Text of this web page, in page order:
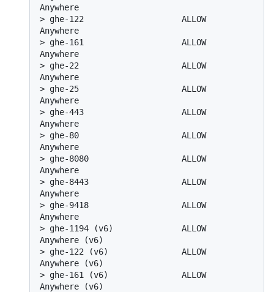
Anywhere
> ghe-122                    ALLOW
Anywhere
> ghe-161                    ALLOW
Anywhere
> ghe-22                     ALLOW
Anywhere
> ghe-25                     ALLOW
Anywhere
> ghe-443                    ALLOW
Anywhere
> ghe-80                     ALLOW
Anywhere
> ghe-8080                   ALLOW
Anywhere
> ghe-8443                   ALLOW
Anywhere
> ghe-9418                   ALLOW
Anywhere
> ghe-1194 (v6)              ALLOW
Anywhere (v6)
> ghe-122 (v6)               ALLOW
Anywhere (v6)
> ghe-161 (v6)               ALLOW
Anywhere (v6)